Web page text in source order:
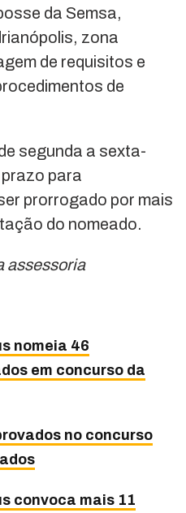
da Semsa,
zona
de requisitos e
de
segunda a sexta-
para
prorrogado por mais
do nomeado.
assessoria
nomeia 46
em concurso da
no concurso
convoca mais 11